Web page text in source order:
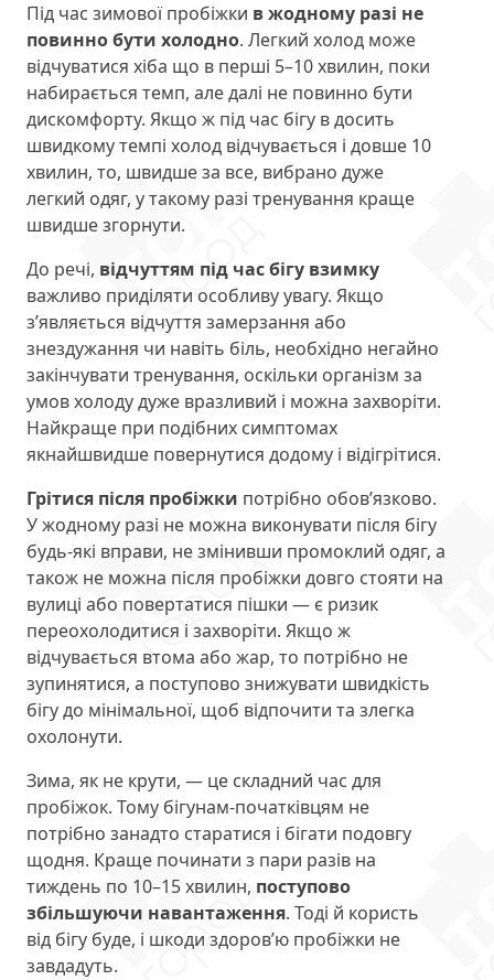
Під час зимової пробіжки в жодному разі не
повинно бути холодно. Легкий холод може
відчуватися хіба що в перші 5–10 хвилин, поки
набирається темп, але далі не повинно бути
дискомфорту. Якщо ж під час бігу в досить
швидкому темпі холод відчувається і довше 10
хвилин, то, швидше за все, вибрано дуже
легкий одяг, у такому разі тренування краще
швидше згорнути.
До речі, відчуттям під час бігу взимку
важливо приділяти особливу увагу. Якщо
з’являється відчуття замерзання або
знездужання чи навіть біль, необхідно негайно
закінчувати тренування, оскільки організм за
умов холоду дуже вразливий і можна захворіти.
Найкраще при подібних симптомах
якнайшвидше повернутися додому і відігрітися.
Грітися після пробіжки потрібно обов’язково.
У жодному разі не можна виконувати після бігу
будь-які вправи, не змінивши промоклий одяг, а
також не можна після пробіжки довго стояти на
вулиці або повертатися пішки — є ризик
переохолодитися і захворіти. Якщо ж
відчувається втома або жар, то потрібно не
зупинятися, а поступово знижувати швидкість
бігу до мінімальної, щоб відпочити та злегка
охолонути.
Зима, як не крути, — це складний час для
пробіжок. Тому бігунам-початківцям не
потрібно занадто старатися і бігати подовгу
щодня. Краще починати з пари разів на
тиждень по 10–15 хвилин, поступово
збільшуючи навантаження. Тоді й користь
від бігу буде, і шкоди здоров’ю пробіжки не
завдадуть.